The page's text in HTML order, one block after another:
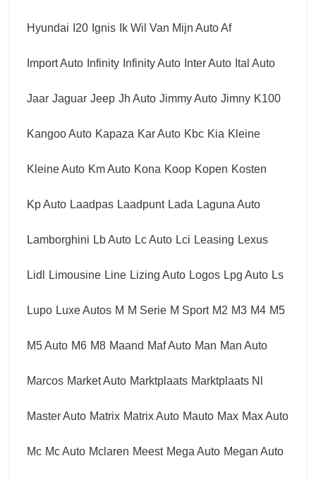
Hyundai I20 Ignis Ik Wil Van Mijn Auto Af
Import Auto Infinity Infinity Auto Inter Auto Ital Auto
Jaar Jaguar Jeep Jh Auto Jimmy Auto Jimny K100
Kangoo Auto Kapaza Kar Auto Kbc Kia Kleine
Kleine Auto Km Auto Kona Koop Kopen Kosten
Kp Auto Laadpas Laadpunt Lada Laguna Auto
Lamborghini Lb Auto Lc Auto Lci Leasing Lexus
Lidl Limousine Line Lizing Auto Logos Lpg Auto Ls
Lupo Luxe Autos M M Serie M Sport M2 M3 M4 M5
M5 Auto M6 M8 Maand Maf Auto Man Man Auto
Marcos Market Auto Marktplaats Marktplaats Nl
Master Auto Matrix Matrix Auto Mauto Max Max Auto
Mc Mc Auto Mclaren Meest Mega Auto Megan Auto